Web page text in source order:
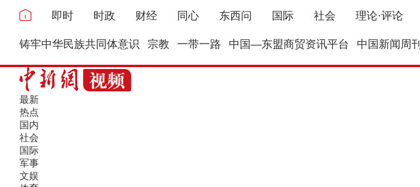
即时 时政 财经 同心 东西问 国际 社会 理论·评论
铸牢中华民族共同体意识 宗教 一带一路 中国—东盟商贸资讯平台 中国新闻周刊
最新
热点
国内
社会
国际
军事
文娱